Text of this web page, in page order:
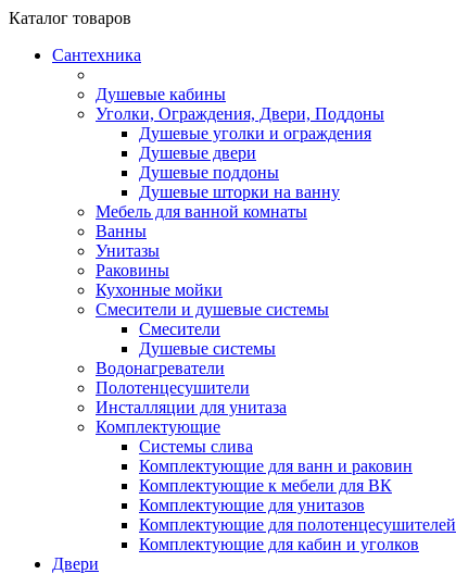
Каталог товаров
Сантехника
Душевые кабины
Уголки, Ограждения, Двери, Поддоны
Душевые уголки и ограждения
Душевые двери
Душевые поддоны
Душевые шторки на ванну
Мебель для ванной комнаты
Ванны
Унитазы
Раковины
Кухонные мойки
Смесители и душевые системы
Смесители
Душевые системы
Водонагреватели
Полотенцесушители
Инсталляции для унитаза
Комплектующие
Системы слива
Комплектующие для ванн и раковин
Комплектующие к мебели для ВК
Комплектующие для унитазов
Комплектующие для полотенцесушителей
Комплектующие для кабин и уголков
Двери